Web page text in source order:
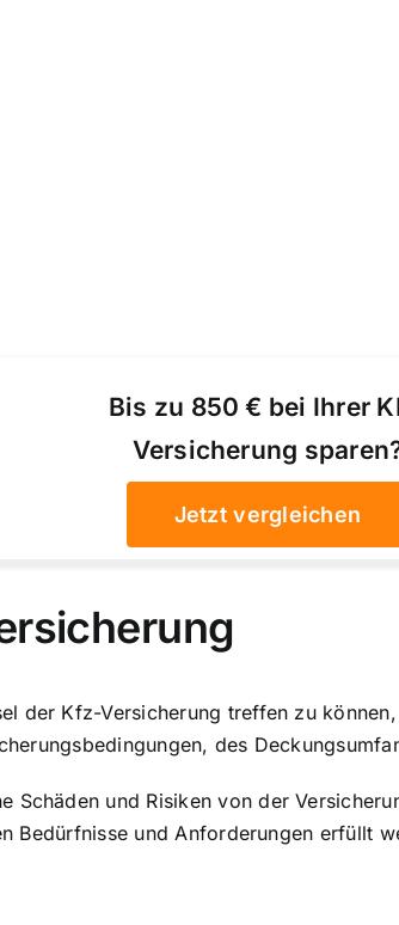
Bis zu 850 € bei Ihrer
Versicherung
Jetzt vergleichen
der Kfz-Versicherung treffen zu
des
Schäden und Risiken von der
Bedürfnisse und Anforderungen erfüllt